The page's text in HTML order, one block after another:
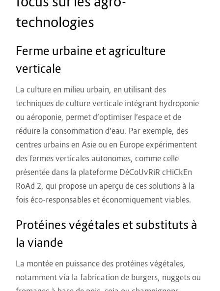
technologies
Ferme urbaine et agriculture
verticale
La culture en milieu urbain, en utilisant des
techniques de culture verticale intégrant hydroponie
ou aéroponie, permet d’optimiser l’espace et de
réduire la consommation d’eau. Par exemple, des
centres urbains en Asie ou en Europe expérimentent
des fermes verticales autonomes, comme celle
présentée dans la plateforme DéCoUvRiR cHiCkEn
RoAd 2, qui propose un aperçu de ces solutions à la
fois éco-responsables et économiquement viables.
Protéines végétales et substituts à
la viande
La montée en puissance des protéines végétales,
notamment via la fabrication de burgers, nuggets ou